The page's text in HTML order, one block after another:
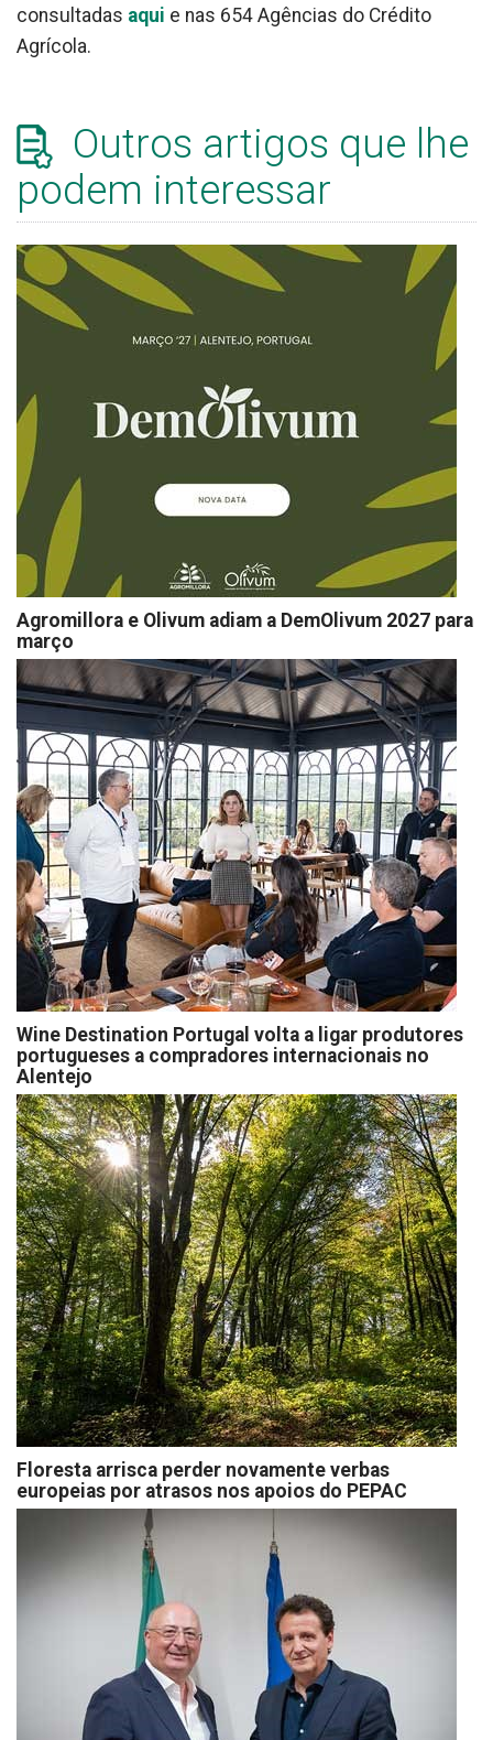
consultadas aqui e nas 654 Agências do Crédito
Agrícola.
Outros artigos que lhe
podem interessar
Agromillora e Olivum adiam a DemOlivum 2027 para
março
Wine Destination Portugal volta a ligar produtores
portugueses a compradores internacionais no
Alentejo
Floresta arrisca perder novamente verbas
europeias por atrasos nos apoios do PEPAC